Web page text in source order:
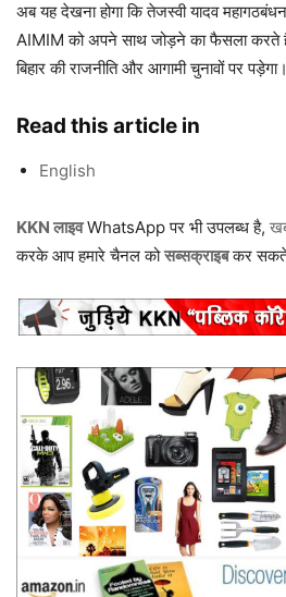
अब यह देखना होगा कि तेजस्वी यादव
AIMIM को अपने साथ जोड़ने का फैसला करते
बिहार की राजनीति और आगामी चुनावों पर पड़ेगा।
Read this article in
English
KKN लाइवWhatsApp पर भी उपलब्ध है,
करके आप हमारे चैनल कोसब्सक्राइबकर